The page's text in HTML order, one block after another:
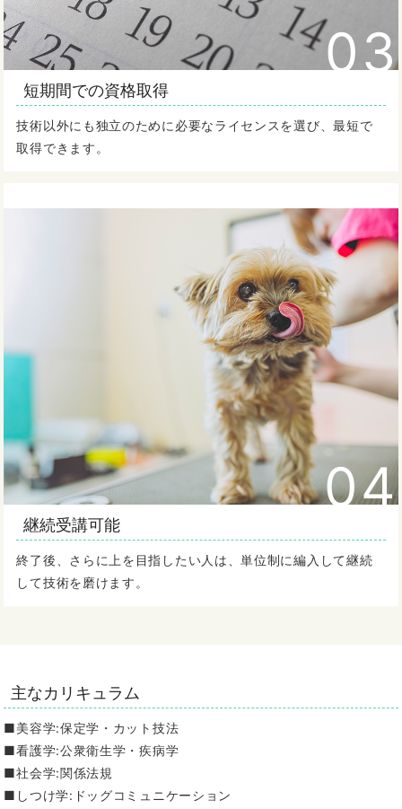
03
短期間での資格取得
技術以外にも独立のために必要なライセンスを選び、最短で
取得できます。
04
継続受講可能
終了後、さらに上を目指したい人は、単位制に編入して継続
して技術を磨けます。
主なカリキュラム
■美容学:保定学・カット技法
■看護学:公衆衛生学・疾病学
■社会学:関係法規
■しつけ学:ドッグコミュニケーション